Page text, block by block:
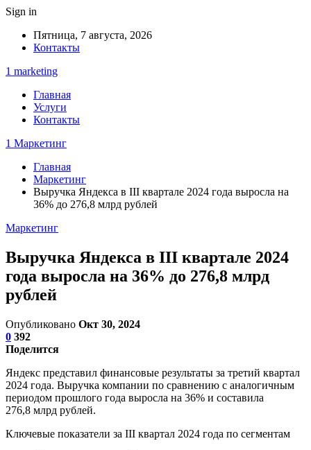
Sign in
Пятница, 7 августа, 2026
Контакты
1 marketing
Главная
Услуги
Контакты
1 Маркетинг
Главная
Маркетинг
Выручка Яндекса в III квартале 2024 года выросла на
36% до 276,8 млрд рублей
Маркетинг
Выручка Яндекса в III квартале 2024
года выросла на 36% до 276,8 млрд
рублей
Опубликовано Окт 30, 2024
0 392
Поделится
Яндекс представил финансовые результаты за третий квартал
2024 года. Выручка компании по сравнению с аналогичным
периодом прошлого года выросла на 36% и составила
276,8 млрд рублей.
Ключевые показатели за III квартал 2024 года по сегментам